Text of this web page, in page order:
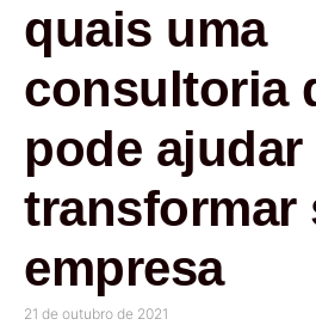
quais uma
consultoria
pode ajudar
transformar
empresa
21 de outubro de 2021